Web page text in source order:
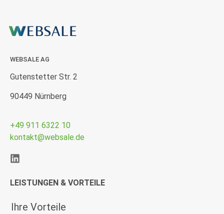
WEBSALE AG
Gutenstetter Str. 2
90449 Nürnberg
+49 911 6322 10
kontakt@websale.de
LEISTUNGEN & VORTEILE
Ihre Vorteile